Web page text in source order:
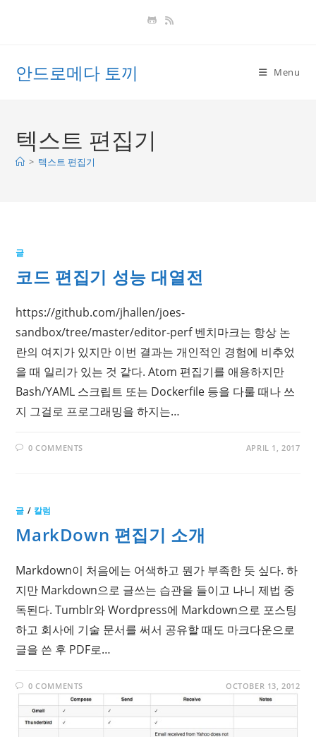
안드로메다 토끼 Menu
텍스트 편집기
> 텍스트 편집기
글
코드 편집기 성능 대열전
https://github.com/jhallen/joes-
sandbox/tree/master/editor-perf 벤치마크는 항상 논
란의 여지가 있지만 이번 결과는 개인적인 경험에 비추었
을 때 일리가 있는 것 같다. Atom 편집기를 애용하지만
Bash/YAML 스크립트 또는 Dockerfile 등을 다룰 때나 쓰
지 그걸로 프로그래밍을 하지는…
0 COMMENTS APRIL 1, 2017
글 / 칼럼
MarkDown 편집기 소개
Markdown이 처음에는 어색하고 뭔가 부족한 듯 싶다. 하
지만 Markdown으로 글쓰는 습관을 들이고 나니 제법 중
독된다. Tumblr와 Wordpress에 Markdown으로 포스팅
하고 회사에 기술 문서를 써서 공유할 때도 마크다운으로
글을 쓴 후 PDF로…
0 COMMENTS OCTOBER 13, 2012